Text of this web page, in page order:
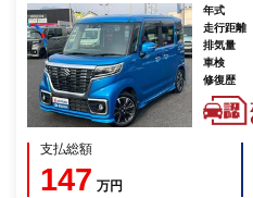
年式
走行距離
排気量
車検
修復歴
支払総額
147 万円